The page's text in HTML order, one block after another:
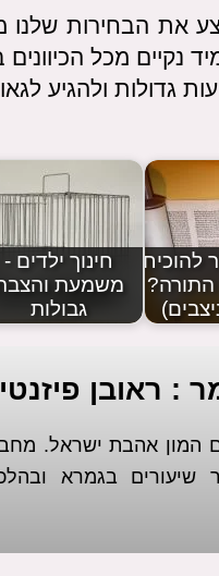
את הבחירות שלנו
נקיים מכל
גדולות ולהגיע
להוכיח
חינוך ילדים -
משמעת
גבולות
: ראובן פיזנטי
המון אהבת ישראל.
שיעורים בגמרא